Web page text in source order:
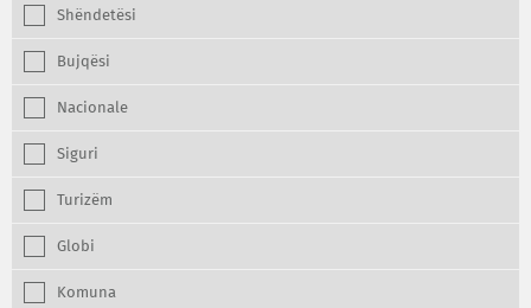
Shëndetësi
Bujqësi
Nacionale
Siguri
Turizëm
Globi
Komuna